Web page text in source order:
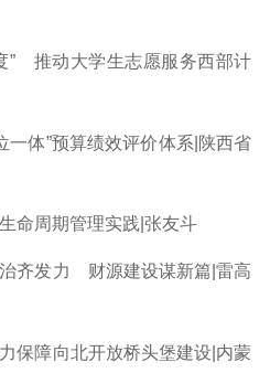
” 推动大学生志愿服务西部计
一体”预算绩效评价体系|陕西省
命周期管理实践|张友斗
齐发力 财源建设谋新篇|雷高
保障向北开放桥头堡建设 |内蒙